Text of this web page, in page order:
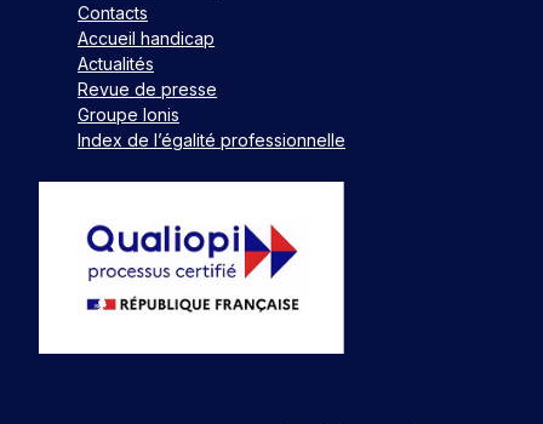
Contacts
Accueil handicap
Actualités
Revue de presse
Groupe Ionis
Index de l’égalité professionnelle